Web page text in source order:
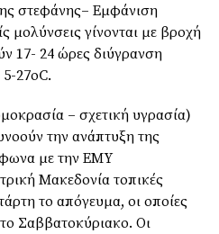
στεφάνης– Εμφάνιση
μολύνσεις γίνονται με βροχή
17- 24 ώρες διύγρανση
27οC.
– σχετική υγρασία)
την ανάπτυξη της
με την ΕΜΥ
Μακεδονία τοπικές
το απόγευμα, οι οποίες
Σαββατοκύριακο. Οι